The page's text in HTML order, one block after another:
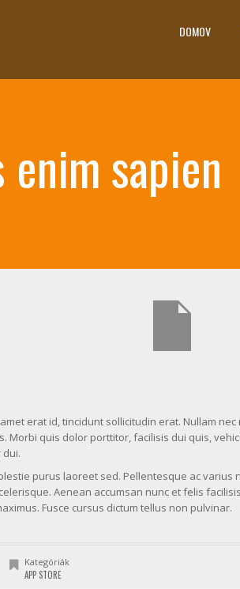
DOMOV
enim sapien
erat id, tincidunt sollicitudin erat. Nullam
Morbi quis dolor porttitor, facilisis dui quis,
purus laoreet sed. Pellentesque ac varius
Aenean accumsan nunc et felis
Fusce cursus dictum tellus non pulvinar.
Kategóriák
APP STORE